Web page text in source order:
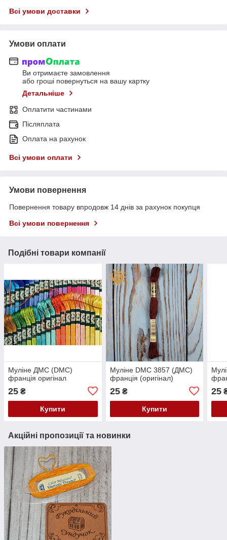
Всі умови доставки
Умови оплати
Ви отримаєте замовлення
або гроші повернуться на вашу картку
Детальніше
Оплатити частинами
Післяплата
Оплата на рахунок
Всі умови оплати
Умови повернення
Повернення товару впродовж 14 днів за рахунок покупця
Всі умови повернення
Подібні товари компанії
Муліне ДМС (DMC)
франція оригінал
25 ₴
Купити
Муліне DMC 3857 (ДМС)
франція (оригінал)
25₴
Купити
25
Акційні пропозиції та новинки